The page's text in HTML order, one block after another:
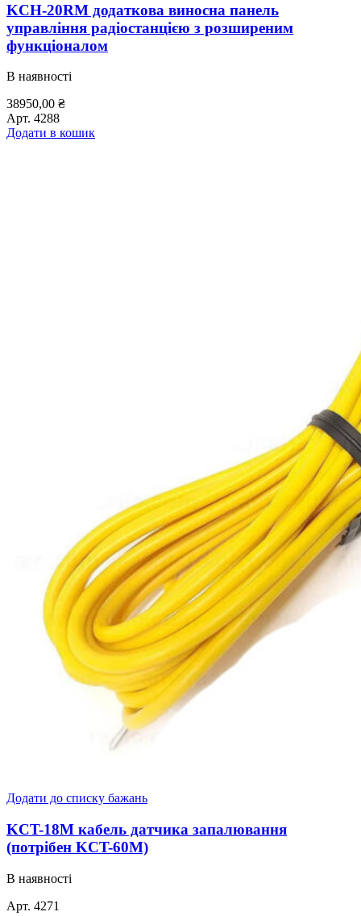
KCH-20RM додаткова виносна панель
управління радіостанцією з розширеним
функціоналом
В наявності
38950,00 ₴
Арт. 4288
Додати в кошик
Додати до списку бажань
KCT-18M кабель датчика запалювання
(потрібен KCT-60M)
В наявності
Арт. 4271